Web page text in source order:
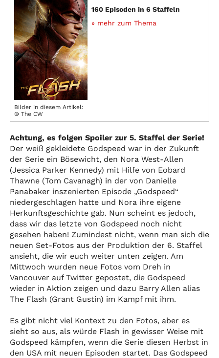
Bilder in diesem Artikel:
© The CW
160 Episoden in 6 Staffeln
» mehr zum Thema
Achtung, es folgen Spoiler zur 5. Staffel der Serie!
Der weiß gekleidete Godspeed war in der Zukunft
der Serie ein Bösewicht, den Nora West-Allen
(Jessica Parker Kennedy) mit Hilfe von Eobard
Thawne (Tom Cavanagh) in der von Danielle
Panabaker inszenierten Episode „Godspeed“
niedergeschlagen hatte und Nora ihre eigene
Herkunftsgeschichte gab. Nun scheint es jedoch,
dass wir das letzte von Godspeed noch nicht
gesehen haben! Zumindest nicht, wenn man sich die
neuen Set-Fotos aus der Produktion der 6. Staffel
ansieht, die wir euch weiter unten zeigen. Am
Mittwoch wurden neue Fotos vom Dreh in
Vancouver auf Twitter gepostet, die Godspeed
wieder in Aktion zeigen und dazu Barry Allen alias
The Flash (Grant Gustin) im Kampf mit ihm.
Es gibt nicht viel Kontext zu den Fotos, aber es
sieht so aus, als würde Flash in gewisser Weise mit
Godspeed kämpfen, wenn die Serie diesen Herbst in
den USA mit neuen Episoden startet. Das Godspeed